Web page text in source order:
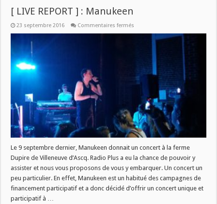
[ LIVE REPORT ] : Manukeen
23 septembre 2016 Commentaires fermés
Le 9 septembre dernier, Manukeen donnait un concert à la ferme
Dupire de Villeneuve d’Ascq. Radio Plus a eu la chance de pouvoir y
assister et nous vous proposons de vous y embarquer. Un concert un
peu particulier. En effet, Manukeen est un habitué des campagnes de
financement participatif et a donc décidé d’offrir un concert unique et
participatif à …